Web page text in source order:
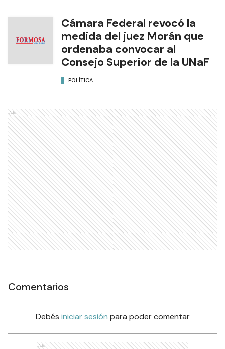
Cámara Federal revocó la
medida del juez Morán que
ordenaba convocar al
Consejo Superior de la UNaF
POLÍTICA
Ads
Comentarios
Debés iniciar sesión para poder comentar
Ads